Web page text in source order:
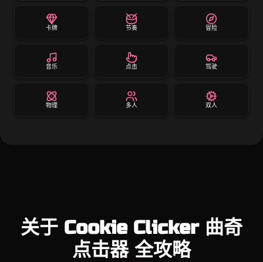
卡牌 节奏 冒险
音乐 点击 驾驶
物理 多人 双人
关于 Cookie Clicker 曲奇
点击器 全攻略